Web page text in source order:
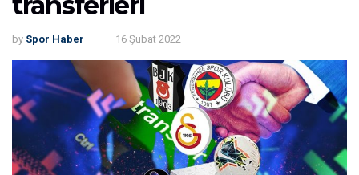
by Spor Haber 16 Şubat 2022